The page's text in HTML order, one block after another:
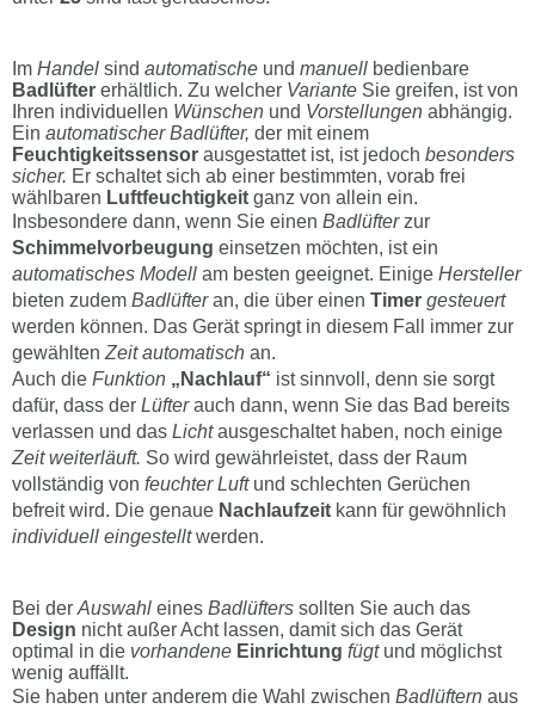
Im Handel sind automatische und manuell bedienbare
Badlüfter erhältlich. Zu welcher Variante Sie greifen, ist von
Ihren individuellen Wünschen und Vorstellungen abhängig.
Ein automatischer Badlüfter, der mit einem
Feuchtigkeitssensor ausgestattet ist, ist jedoch besonders
sicher. Er schaltet sich ab einer bestimmten, vorab frei
wählbaren Luftfeuchtigkeit ganz von allein ein.
Insbesondere dann, wenn Sie einen Badlüfterzur
Schimmelvorbeugung einsetzen möchten, ist ein
automatisches Modell am besten geeignet. Einige Hersteller
bieten zudem Badlüfteran, die über einen Timer gesteuert
werden können. Das Gerät springt in diesem Fall immer zur
gewählten Zeit automatisch an.
Auch die Funktion „Nachlauf“ ist sinnvoll, denn sie sorgt
dafür, dass der Lüfterauch dann, wenn Sie das Bad bereits
verlassen und das Lichtausgeschaltet haben, noch einige
Zeit weiterläuft. So wird gewährleistet, dass der Raum
vollständig von feuchter Luftund schlechten Gerüchen
befreit wird. Die genaue Nachlaufzeit kann für gewöhnlich
individuell eingestelltwerden.
Bei der Auswahl eines Badlüfters sollten Sie auch das
Design nicht außer Acht lassen, damit sich das Gerät
optimal in die vorhandene Einrichtung fügtund möglichst
wenig auffällt.
Sie haben unter anderem die Wahl zwischen Badlüftern aus